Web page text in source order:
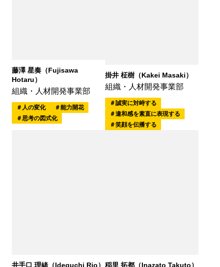
藤澤 星奏（Fujisawa
Hotaru）
組織・人材開発事業部
人の変化
能力開花
思考の図式化
掛井 柾樹（Kakei Masaki）
組織・人材開発事業部
誠実に対峙する
違和感を素直に表現する
笑顔を伝播する
井手口 理緒（Ideguchi Rio） 稲里 拓都（Inazato Takuto）